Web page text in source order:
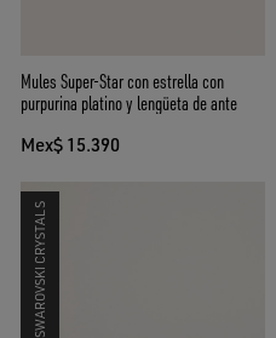
Mules Super-Star con estrella con
purpurina platino y lengüeta de ante
Mex$ 15.390
SWAROVSKI CRYSTALS